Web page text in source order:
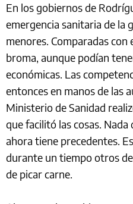
En los gobiernos de
emergencia sanitaria de la
menores. Comparadas
broma, aunque podían
económicas. Las
entonces en manos de las
Ministerio de Sanidad
que facilitó las cosas.
ahora tiene precedentes.
durante un tiempo otros
de picar carne.